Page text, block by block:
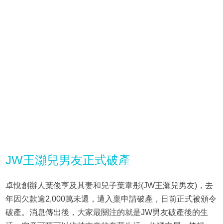
JW王灝兒男友正式破產
卓悅創辦人葉俊亨及其妻和兒子葉韋彤(JW王灝兒男友)，去
年因欠款逾2,000萬未還，遭入稟申請破產，日前正式被頒令
破產。消息傳出後，大家最關注的就是JW男友破產後的生